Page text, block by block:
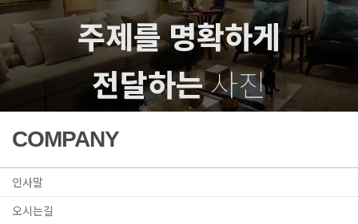
주제를 명확하게
전달하는사진
I dream ofcrucial photography
COMPANY
인사말
오시는길